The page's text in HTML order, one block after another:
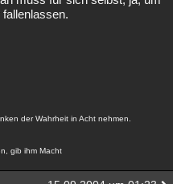
der Wahrheit in Acht nehmen.
gib ihm Macht